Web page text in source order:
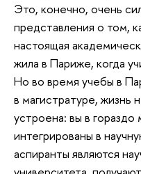
Это, конечно, очень
представления о том,
настоящая
жила в Париже, когда
Но во время учебы в
в магистратуре,
устроена: вы в
интегрированы в
аспиранты являются